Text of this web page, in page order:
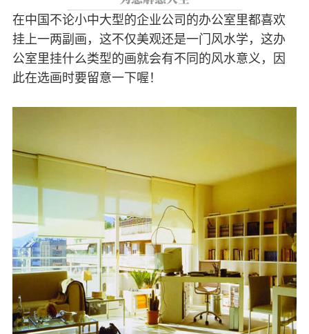
在中国不论小中大型的企业公司的办公室里都喜欢
挂上一两副画，这不仅美观还是一门风水学，这办
公室里挂什么类型的画就会有不同的风水意义，因
此在选画时要留意一下喔！